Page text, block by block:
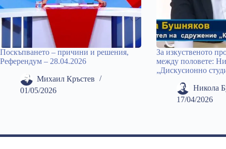
Поскъпването – причини и решения,
Референдум – 28.04.2026
Михаил Кръстев
01/05/2026
За изкуственото
между половете:
„Дискусионно
Никола
17/04/2026